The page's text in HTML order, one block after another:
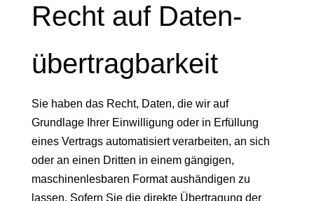
Recht auf Daten­
übertrag­barkeit
Sie haben das Recht, Daten, die wir auf
Grundlage Ihrer Einwilligung oder in Erfüllung
eines Vertrags automatisiert verarbeiten, an sich
oder an einen Dritten in einem gängigen,
maschinenlesbaren Format aushändigen zu
lassen. Sofern Sie die direkte Übertragung der